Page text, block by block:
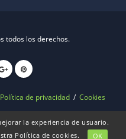
todos los derechos.
Política de privacidad / Cookies
la experiencia de usuario.
Política de cookies. OK